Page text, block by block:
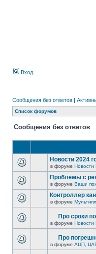
Вход
Сообщения без ответов |
Список форумов
Сообщения без ответов
Новости 2024
в форуме
Проблемы с
в форуме Ваши
Контроллер
в форуме
Про сроки
в форуме
Про
в форуме АЦП,